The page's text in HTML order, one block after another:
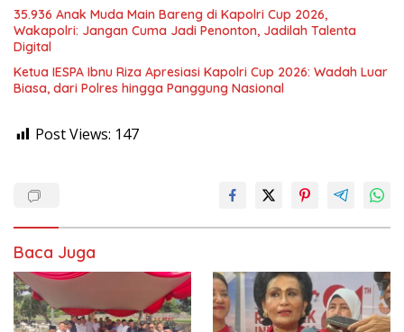
35.936 Anak Muda Main Bareng di Kapolri Cup 2026,
Wakapolri: Jangan Cuma Jadi Penonton, Jadilah Talenta
Digital
Ketua IESPA Ibnu Riza Apresiasi Kapolri Cup 2026: Wadah Luar
Biasa, dari Polres hingga Panggung Nasional
Post Views: 147
Baca Juga